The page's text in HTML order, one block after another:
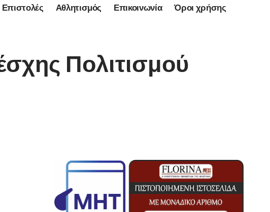
Επιστολές Αθλητισμός Επικοινωνία Όροι χρήσης
Πολιτισμού